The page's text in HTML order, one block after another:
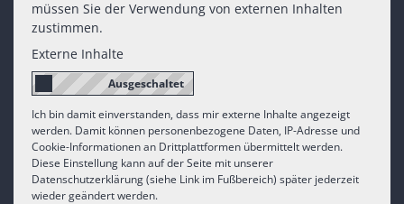
müssen Sie der Verwendung von externen Inhalten
zustimmen.
Externe Inhalte
Ich bin damit einverstanden, dass mir externe Inhalte angezeigt
werden. Damit können personenbezogene Daten, IP-Adresse und
Cookie-Informationen an Drittplattformen übermittelt werden.
Diese Einstellung kann auf der Seite mit unserer
Datenschutzerklärung (siehe Link im Fußbereich) später jederzeit
wieder geändert werden.